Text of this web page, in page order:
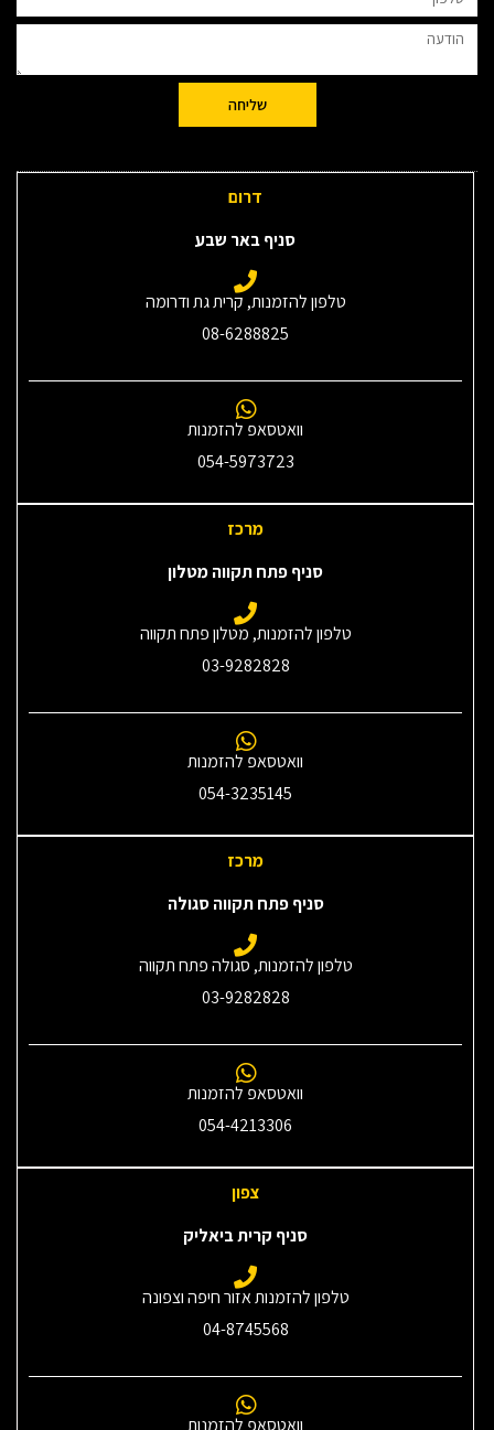
שליחה
דרום
סניף באר שבע
טלפון להזמנות, קרית גת ודרומה
08-6288825
וואטסאפ להזמנות
054-5973723
מרכז
סניף פתח תקווה מטלון
טלפון להזמנות, מטלון פתח תקווה
03-9282828
וואטסאפ להזמנות
054-3235145‎
מרכז
סניף פתח תקווה סגולה
טלפון להזמנות, סגולה פתח תקווה
03-9282828
וואטסאפ להזמנות
054-4213306
צפון
סניף קרית ביאליק
טלפון להזמנות אזור חיפה וצפונה
04-8745568
וואטסאפ להזמנות